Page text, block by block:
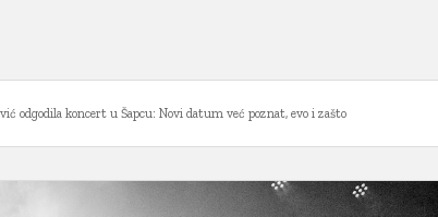
odgodila koncert u Šapcu: Novi datum već poznat, evo i zašto